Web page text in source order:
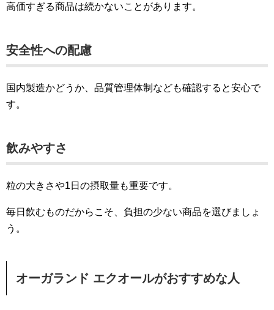
高価すぎる商品は続かないことがあります。
安全性への配慮
国内製造かどうか、品質管理体制なども確認すると安心で
す。
飲みやすさ
粒の大きさや1日の摂取量も重要です。
毎日飲むものだからこそ、負担の少ない商品を選びましょ
う。
オーガランド エクオールがおすすめな人